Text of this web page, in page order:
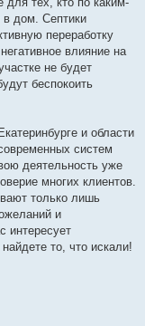
в дом. Септики
переработку
влияние на
не будет
беспокоить
и области
систем
деятельность уже
многих клиентов.
только лишь
и
интересует
то, что искали!